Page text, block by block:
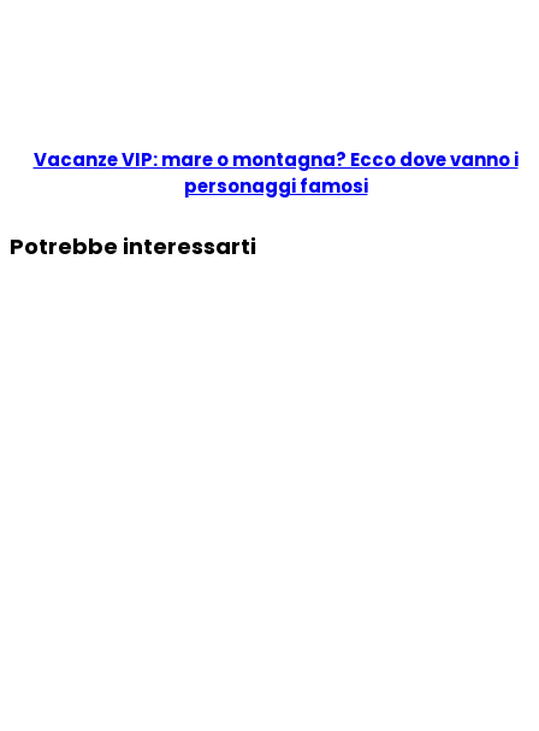
Vacanze VIP: mare o montagna? Ecco dove vanno i
personaggi famosi
Potrebbe interessarti